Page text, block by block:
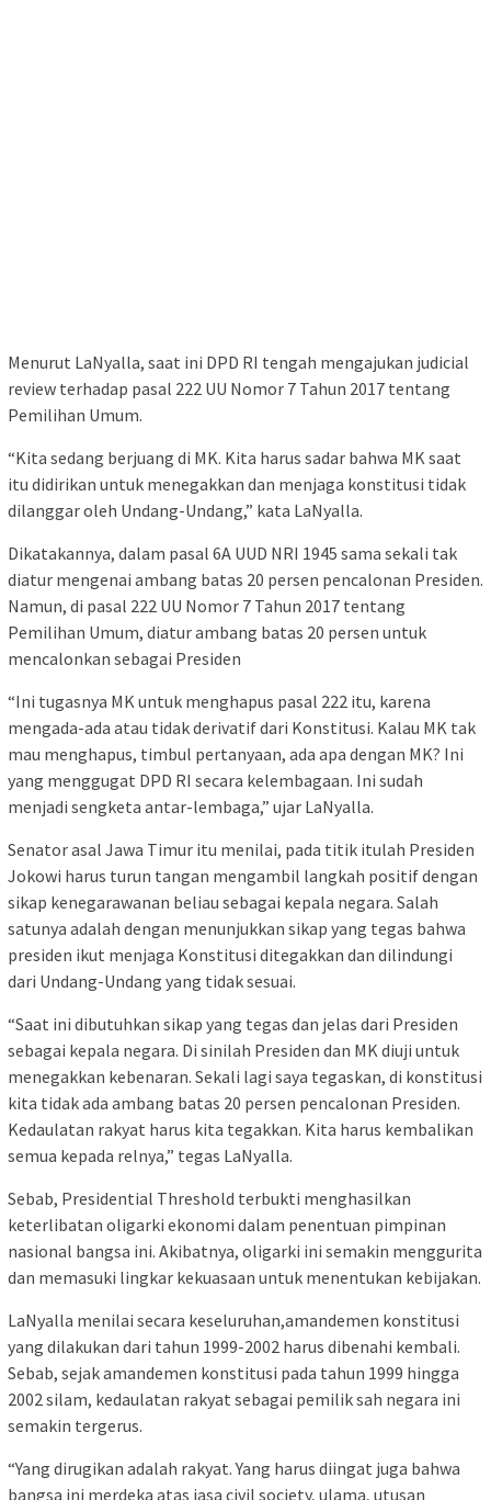
Menurut LaNyalla, saat ini DPD RI tengah mengajukan judicial
review terhadap pasal 222 UU Nomor 7 Tahun 2017 tentang
Pemilihan Umum.
“Kita sedang berjuang di MK. Kita harus sadar bahwa MK saat
itu didirikan untuk menegakkan dan menjaga konstitusi tidak
dilanggar oleh Undang-Undang,” kata LaNyalla.
Dikatakannya, dalam pasal 6A UUD NRI 1945 sama sekali tak
diatur mengenai ambang batas 20 persen pencalonan Presiden.
Namun, di pasal 222 UU Nomor 7 Tahun 2017 tentang
Pemilihan Umum, diatur ambang batas 20 persen untuk
mencalonkan sebagai Presiden
“Ini tugasnya MK untuk menghapus pasal 222 itu, karena
mengada-ada atau tidak derivatif dari Konstitusi. Kalau MK tak
mau menghapus, timbul pertanyaan, ada apa dengan MK? Ini
yang menggugat DPD RI secara kelembagaan. Ini sudah
menjadi sengketa antar-lembaga,” ujar LaNyalla.
Senator asal Jawa Timur itu menilai, pada titik itulah Presiden
Jokowi harus turun tangan mengambil langkah positif dengan
sikap kenegarawanan beliau sebagai kepala negara. Salah
satunya adalah dengan menunjukkan sikap yang tegas bahwa
presiden ikut menjaga Konstitusi ditegakkan dan dilindungi
dari Undang-Undang yang tidak sesuai.
“Saat ini dibutuhkan sikap yang tegas dan jelas dari Presiden
sebagai kepala negara. Di sinilah Presiden dan MK diuji untuk
menegakkan kebenaran. Sekali lagi saya tegaskan, di konstitusi
kita tidak ada ambang batas 20 persen pencalonan Presiden.
Kedaulatan rakyat harus kita tegakkan. Kita harus kembalikan
semua kepada relnya,” tegas LaNyalla.
Sebab, Presidential Threshold terbukti menghasilkan
keterlibatan oligarki ekonomi dalam penentuan pimpinan
nasional bangsa ini. Akibatnya, oligarki ini semakin menggurita
dan memasuki lingkar kekuasaan untuk menentukan kebijakan.
LaNyalla menilai secara keseluruhan,amandemen konstitusi
yang dilakukan dari tahun 1999-2002 harus dibenahi kembali.
Sebab, sejak amandemen konstitusi pada tahun 1999 hingga
2002 silam, kedaulatan rakyat sebagai pemilik sah negara ini
semakin tergerus.
“Yang dirugikan adalah rakyat. Yang harus diingat juga bahwa
bangsa ini merdeka atas jasa civil society, ulama, utusan